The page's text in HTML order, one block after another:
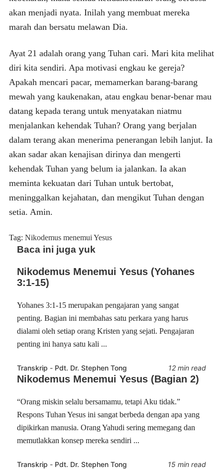
akan menjadi nyata. Inilah yang membuat mereka
marah dan bersatu melawan Dia.
Ayat 21 adalah orang yang Tuhan cari. Mari kita melihat
diri kita sendiri. Apa motivasi engkau ke gereja?
Apakah mencari pacar, memamerkan barang-barang
mewah yang kaukenakan, atau engkau benar-benar mau
datang kepada terang untuk menyatakan niatmu
menjalankan kehendak Tuhan? Orang yang berjalan
dalam terang akan menerima penerangan lebih lanjut. Ia
akan sadar akan kenajisan dirinya dan mengerti
kehendak Tuhan yang belum ia jalankan. Ia akan
meminta kekuatan dari Tuhan untuk bertobat,
meninggalkan kejahatan, dan mengikut Tuhan dengan
setia. Amin.
Tag: Nikodemus menemui Yesus
Baca ini juga yuk
Nikodemus Menemui Yesus (Yohanes
3:1-15)
Yohanes 3:1-15 merupakan pengajaran yang sangat
penting. Bagian ini membahas satu perkara yang harus
dialami oleh setiap orang Kristen yang sejati. Pengajaran
penting ini hanya satu kali ...
Transkrip - Pdt. Dr. Stephen Tong 12 min read
Nikodemus Menemui Yesus (Bagian 2)
“Orang miskin selalu bersamamu, tetapi Aku tidak.”
Respons Tuhan Yesus ini sangat berbeda dengan apa yang
dipikirkan manusia. Orang Yahudi sering memegang dan
memutlakkan konsep mereka sendiri ...
Transkrip - Pdt. Dr. Stephen Tong 15 min read